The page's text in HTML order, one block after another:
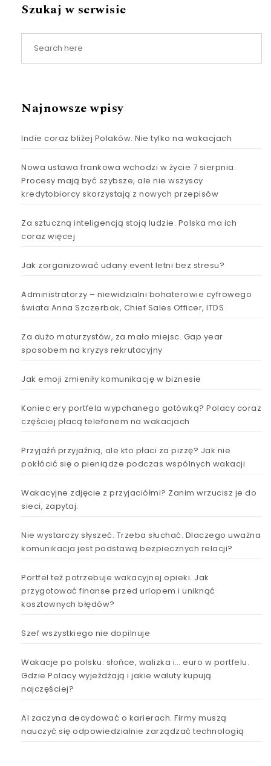
Szukaj w serwisie
Najnowsze wpisy
Indie coraz bliżej Polaków. Nie tylko na wakacjach
Nowa ustawa frankowa wchodzi w życie 7 sierpnia.
Procesy mają być szybsze, ale nie wszyscy
kredytobiorcy skorzystają z nowych przepisów
Za sztuczną inteligencją stoją ludzie. Polska ma ich
coraz więcej
Jak zorganizować udany event letni bez stresu?
Administratorzy – niewidzialni bohaterowie cyfrowego
świata Anna Szczerbak, Chief Sales Officer, ITDS
Za dużo maturzystów, za mało miejsc. Gap year
sposobem na kryzys rekrutacyjny
Jak emoji zmieniły komunikację w biznesie
Koniec ery portfela wypchanego gotówką? Polacy coraz
częściej płacą telefonem na wakacjach
Przyjaźń przyjaźnią, ale kto płaci za pizzę? Jak nie
pokłócić się o pieniądze podczas wspólnych wakacji
Wakacyjne zdjęcie z przyjaciółmi? Zanim wrzucisz je do
sieci, zapytaj.
Nie wystarczy słyszeć. Trzeba słuchać. Dlaczego uważna
komunikacja jest podstawą bezpiecznych relacji?
Portfel też potrzebuje wakacyjnej opieki. Jak
przygotować finanse przed urlopem i uniknąć
kosztownych błędów?
Szef wszystkiego nie dopilnuje
Wakacje po polsku: słońce, walizka i… euro w portfelu.
Gdzie Polacy wyjeżdżają i jakie waluty kupują
najczęściej?
AI zaczyna decydować o karierach. Firmy muszą
nauczyć się odpowiedzialnie zarządzać technologią